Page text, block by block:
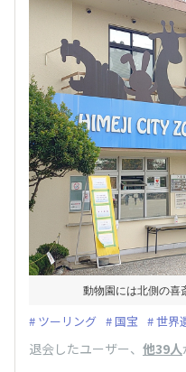
動物園には北側の喜
ツーリング 国宝 世界
退会したユーザー、 他39人